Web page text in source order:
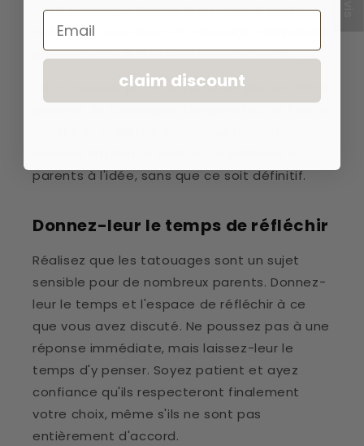
petit tatouage discret à un endroit moins
visible. Ou opte pour un tatouage temporaire
pour montrer à quoi cela ressemblerait.
Tattforaweek propose par exemple une large
parents à l'idée, sans que ce soit définitif.
Donnez-leur le temps de réfléchir
Réalisez que les tatouages sont un sujet
sensible pour de nombreux parents. Donnez-
leur le temps et l'espace de réfléchir à ce
que vous avez discuté. Ne poussez pas à une
réponse immédiate, mais laissez-leur le
temps d'y penser. Soyez patient et ayez
confiance qu'ils respecteront finalement
votre choix, même s'ils ne sont pas
entièrement d'accord.
Email
claim discount